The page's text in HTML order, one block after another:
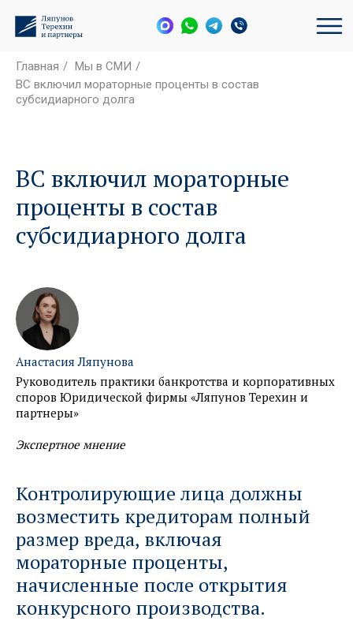
Главная / Мы в СМИ /
ВС включил мораторные проценты в состав
субсидиарного долга
ВС включил мораторные
проценты в состав
субсидиарного долга
Анастасия Ляпунова
Руководитель практики банкротства и корпоративных
споров Юридической фирмы «Ляпунов Терехин и
партнеры»
Экспертное мнение
Контролирующие лица должны
возместить кредиторам полный
размер вреда, включая
мораторные проценты,
начисленные после открытия
конкурсного производства.